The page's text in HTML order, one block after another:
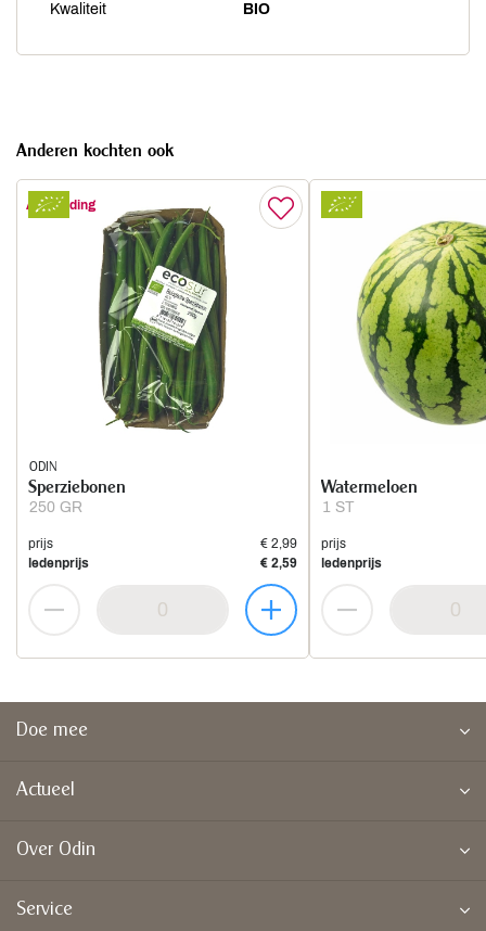
Kwaliteit BIO
Anderen kochten ook
Aanbieding
ODIN
250 GR
Sperziebonen
prijs
€ 2,99
ledenprijs
€ 2,59
1 ST
Watermeloen
prijs
ledenprijs
Doe mee
Actueel
Over Odin
Service